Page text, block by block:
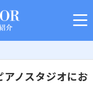
ノスタジオにお